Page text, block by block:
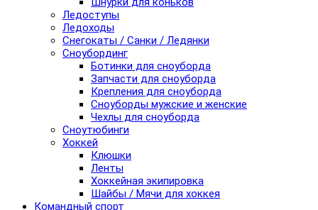
Ледоступы
Ледоходы
Снегокаты / Санки / Ледянки
Сноубординг
Ботинки для сноуборда
Запчасти для сноуборда
Крепления для сноуборда
Сноуборды мужские и женские
Чехлы для сноуборда
Сноутюбинги
Хоккей
Клюшки
Ленты
Хоккейная экипировка
Шайбы / Мячи для хоккея
Командный спорт